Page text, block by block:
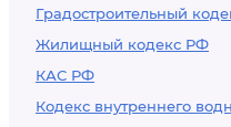
Градостроительный
Жилищный кодекс РФ
КАС РФ
Кодекс внутреннего